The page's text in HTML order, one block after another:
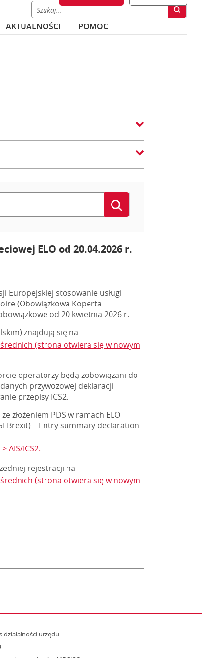
AKTUALNOŚCI POMOC
ELO od 20.04.2026 r.
Europejskiej stosowanie usługi
(Obowiązkowa Koperta
od 20 kwietnia 2026 r.
znajdują się na
(strona otwiera się w nowym
operatorzy będą zobowiązani do
przywozowej deklaracji
przepisy ICS2.
złożeniem PDS w ramach ELO
Brexit) – Entry summary declaration
AIS/ICS2.
rejestracji na
(strona otwiera się w nowym
działalności urzędu